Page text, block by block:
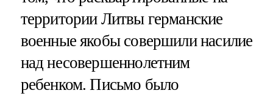
территории Литвы германские
военные якобы совершили насилие
над несовершеннолетним
ребенком. Письмо было